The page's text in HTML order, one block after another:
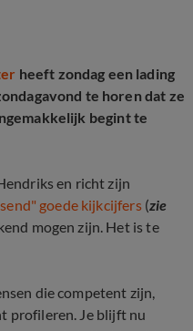
heeft zondag een lading
te horen dat ze
begint te
en richt zijn
goede kijkcijfers(zie
mogen zijn. Het is te
die competent zijn,
profileren. Je blijft nu